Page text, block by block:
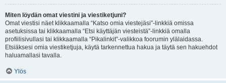
Miten löydän omat viestini ja viestiketjuni?
Omat viestisi näet klikkaamalla “Katso omia viestejäsi”-linkkiä omissa
asetuksissa tai klikkaamalla “Etsi käyttäjän viesteistä”-linkkiä omalla
profiilisivullasi tai klikkaamalla “Pikalinkit”-valikkoa foorumin ylälaidassa.
Etsiäksesi omia viestiketjuja, käytä tarkennettua hakua ja täytä sen hakuehdot
haluamallasi tavalla.
Ylös